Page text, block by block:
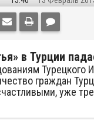
в Турции
Турецкого
граждан
уже